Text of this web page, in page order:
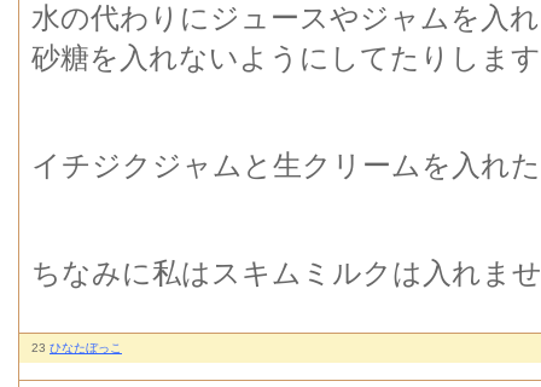
水の代わりにジュースやジャムを入
砂糖を入れないようにしてたりしま
イチジクジャムと生クリームを入れ
ちなみに私はスキムミルクは入れま
23 ひなたぼっこ